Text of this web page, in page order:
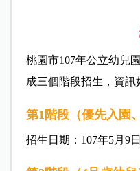
桃園市107年公立幼兒
成三個階段招生，資訊
第1階段（優先入園
招生日期：107年5月9